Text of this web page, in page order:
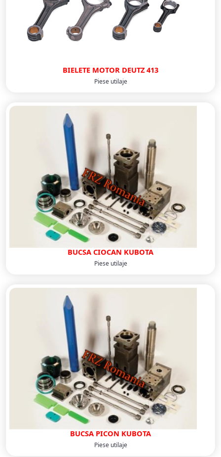
BIELETE MOTOR DEUTZ 413
Piese utilaje
BUCSA CIOCAN KUBOTA
Piese utilaje
BUCSA PICON KUBOTA
Piese utilaje